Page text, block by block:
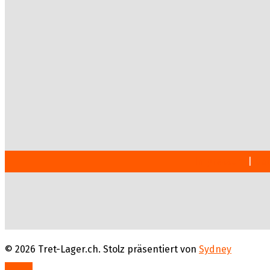
© 2026 Tret-Lager.ch. Stolz präsentiert von Sydney